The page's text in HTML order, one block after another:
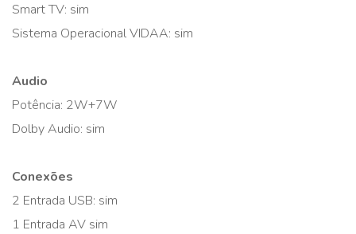
Smart TV: sim
Sistema Operacional VIDAA: sim
Audio
Potência: 2W+7W
Dolby Audio: sim
Conexões
2 Entrada USB: sim
1 Entrada AV sim